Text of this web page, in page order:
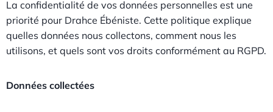
La confidentialité de vos données personnelles est une
priorité pour Drahce Ébéniste. Cette politique explique
quelles données nous collectons, comment nous les
utilisons, et quels sont vos droits conformément au RGPD.
Données collectées